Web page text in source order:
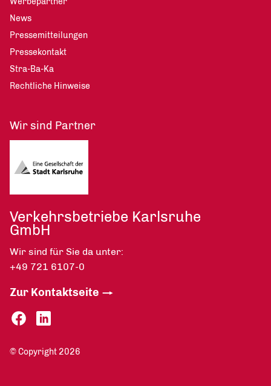
News
Pressemitteilungen
Pressekontakt
Stra-Ba-Ka
Rechtliche Hinweise
Wir sind Partner
Verkehrsbetriebe Karlsruhe
GmbH
Wir sind für Sie da unter:
+49 721 6107-0
Zur Kontaktseite
© Copyright 2026